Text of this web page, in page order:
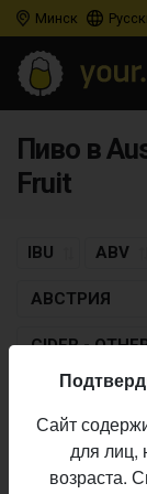
Минск
Пиво в
Fruit
IBU ABV
АВСТРИЯ
CIDER -
Пиво по
Сайт
для лиц,
возраста.